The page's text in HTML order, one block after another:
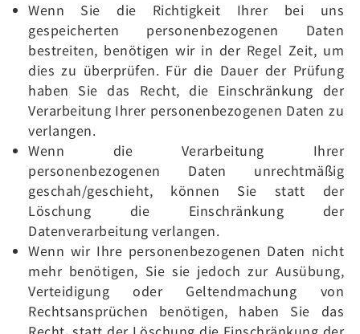
Wenn Sie die Richtigkeit Ihrer bei uns
gespeicherten personenbezogenen Daten
bestreiten, benötigen wir in der Regel Zeit, um
dies zu überprüfen. Für die Dauer der Prüfung
haben Sie das Recht, die Einschränkung der
Verarbeitung Ihrer personenbezogenen Daten zu
verlangen.
Wenn die Verarbeitung Ihrer
personenbezogenen Daten unrechtmäßig
geschah/geschieht, können Sie statt der
Löschung die Einschränkung der
Datenverarbeitung verlangen.
Wenn wir Ihre personenbezogenen Daten nicht
mehr benötigen, Sie sie jedoch zur Ausübung,
Verteidigung oder Geltendmachung von
Rechtsansprüchen benötigen, haben Sie das